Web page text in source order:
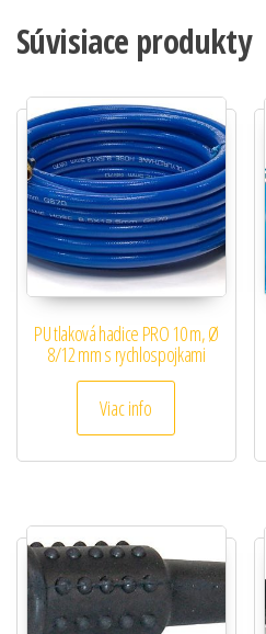
Súvisiace produkty
PU tlaková hadice PRO 10 m, Ø
8/12 mm s rychlospojkami
Viac info